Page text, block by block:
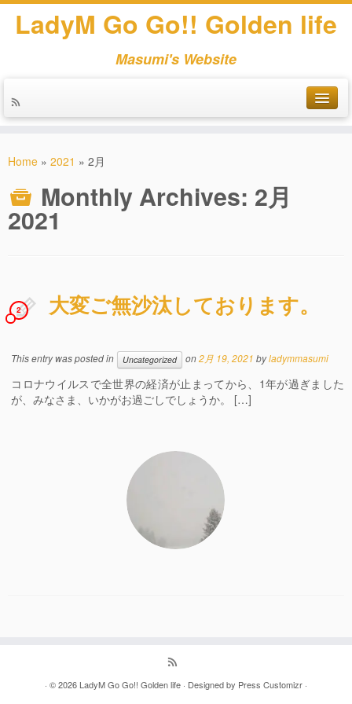
LadyM Go Go!! Golden life
Masumi's Website
Home » 2021 » 2月
Monthly Archives: 2月
2021
大変ご無沙汰しております。
2
This entry was posted in Uncategorized on2月 19, 2021 byladymmasumi
コロナウイルスで全世界の経済が止まってから、1年が過ぎました
が、みなさま、いかがお過ごしでしょうか。 […]
· © 2026 LadyM Go Go!! Golden life · Designed by Press Customizr ·